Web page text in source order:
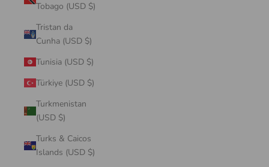
Tobago (USD $)
Tristan da
Cunha (USD $)
Tunisia (USD $)
Türkiye (USD $)
Turkmenistan
(USD $)
Turks & Caicos
Islands (USD $)